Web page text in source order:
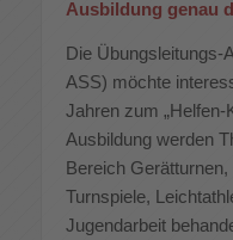
Ausbildung genau
Die Übungsleitungs-
ASS) möchte
Jahren zum „Helfen-
Ausbildung werden
Bereich
Turnspiele,
Jugendarbeit